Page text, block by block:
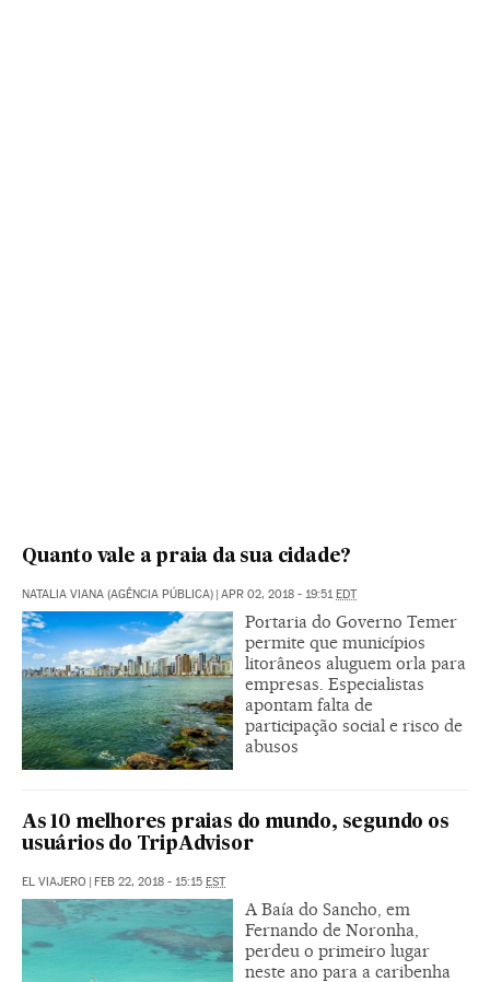
Quanto vale a praia da sua cidade?
NATALIA VIANA (AGÊNCIA PÚBLICA) | APR 02, 2018 - 19:51EDT
Portaria do Governo Temer
permite que municípios
litorâneos aluguem orla para
empresas. Especialistas
apontam falta de
participação social e risco de
abusos
As 10 melhores praias do mundo, segundo os
usuários do TripAdvisor
EL VIAJERO | FEB 22, 2018 - 15:15 EST
A Baía do Sancho, em
Fernando de Noronha,
perdeu o primeiro lugar
neste ano para a caribenha